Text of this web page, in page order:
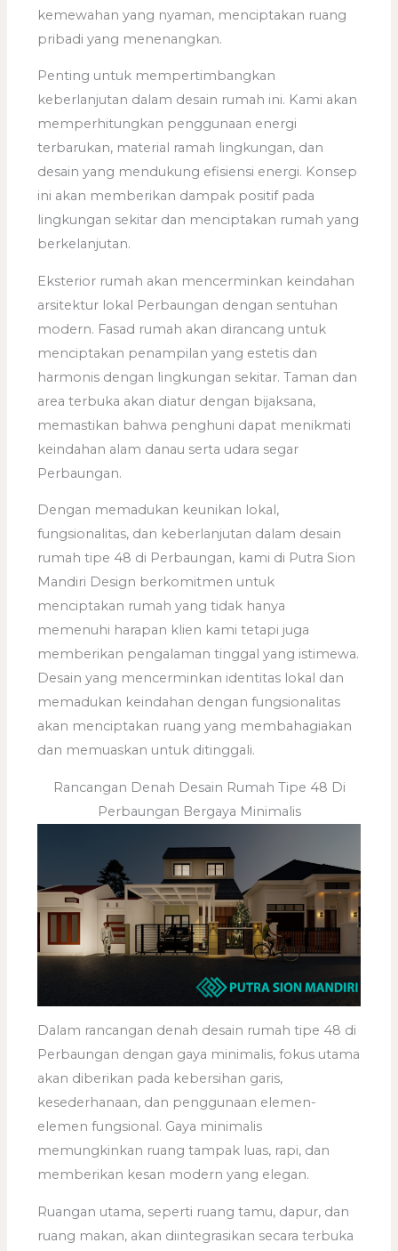
kemewahan yang nyaman, menciptakan ruang
pribadi yang menenangkan.
Penting untuk mempertimbangkan
keberlanjutan dalam desain rumah ini. Kami akan
memperhitungkan penggunaan energi
terbarukan, material ramah lingkungan, dan
desain yang mendukung efisiensi energi. Konsep
ini akan memberikan dampak positif pada
lingkungan sekitar dan menciptakan rumah yang
berkelanjutan.
Eksterior rumah akan mencerminkan keindahan
arsitektur lokal Perbaungan dengan sentuhan
modern. Fasad rumah akan dirancang untuk
menciptakan penampilan yang estetis dan
harmonis dengan lingkungan sekitar. Taman dan
area terbuka akan diatur dengan bijaksana,
memastikan bahwa penghuni dapat menikmati
keindahan alam danau serta udara segar
Perbaungan.
Dengan memadukan keunikan lokal,
fungsionalitas, dan keberlanjutan dalam desain
rumah tipe 48 di Perbaungan, kami di Putra Sion
Mandiri Design berkomitmen untuk
menciptakan rumah yang tidak hanya
memenuhi harapan klien kami tetapi juga
memberikan pengalaman tinggal yang istimewa.
Desain yang mencerminkan identitas lokal dan
memadukan keindahan dengan fungsionalitas
akan menciptakan ruang yang membahagiakan
dan memuaskan untuk ditinggali.
Rancangan Denah Desain Rumah Tipe 48 Di
Perbaungan Bergaya Minimalis
Dalam rancangan denah desain rumah tipe 48 di
Perbaungan dengan gaya minimalis, fokus utama
akan diberikan pada kebersihan garis,
kesederhanaan, dan penggunaan elemen-
elemen fungsional. Gaya minimalis
memungkinkan ruang tampak luas, rapi, dan
memberikan kesan modern yang elegan.
Ruangan utama, seperti ruang tamu, dapur, dan
ruang makan, akan diintegrasikan secara terbuka